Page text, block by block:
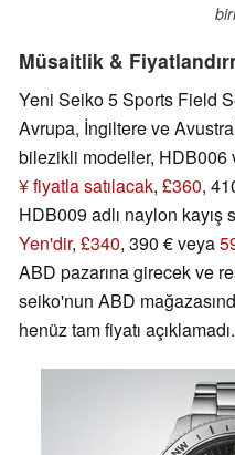
Müsaitlik &
Yeni Seiko 5 Sports Field
Avrupa, İngiltere ve
bilezikli modeller, HDB006
¥ fiyatla satılacak, £360,
HDB009 adlı naylon kayış
Yen'dir, £340, 390 € veya
ABD pazarına girecek ve
seiko'nun ABD
henüz tam fiyatı açıklamadı.